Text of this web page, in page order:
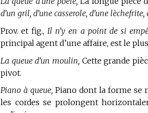
d’un gril, d’une casserole, d’une lèchefrite,
Prov. et fig., Il n’y en a point de si
principal agent d’une affaire, est le
La queue d’un moulin, Cette grande
pivot.
Piano à queue,Piano dont la forme se
les cordes se prolongent